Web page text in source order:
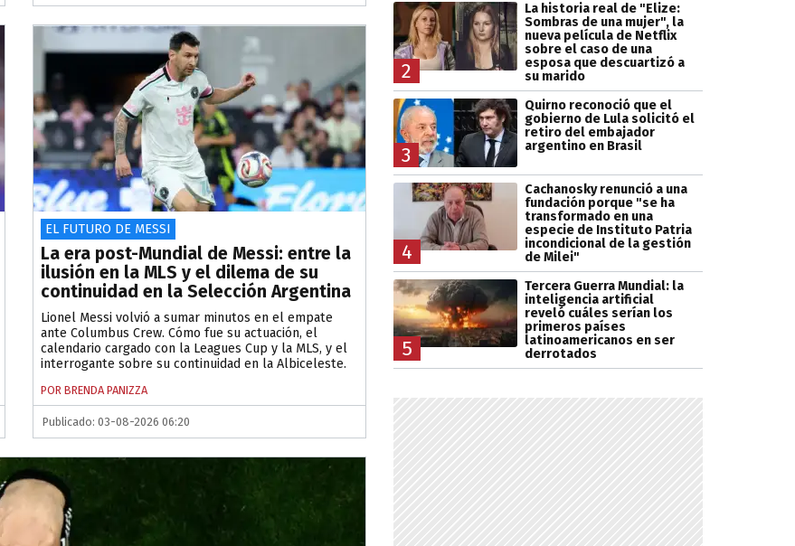
EL FUTURO DE MESSI
La era post-Mundial de Messi: entre la
ilusión en la MLS y el dilema de su
continuidad en la Selección Argentina
Lionel Messi volvió a sumar minutos en el empate
ante Columbus Crew. Cómo fue su actuación, el
calendario cargado con la Leagues Cup y la MLS, y el
interrogante sobre su continuidad en la Albiceleste.
POR BRENDA PANIZZA
Publicado: 03-08-2026 06:20
2
La historia real de "Elize:
Sombras de una mujer", la
nueva película de Netflix
sobre el caso de una
esposa que descuartizó a
su marido
3
Quirno reconoció que el
gobierno de Lula solicitó el
retiro del embajador
argentino en Brasil
4
Cachanosky renunció a una
fundación porque "se ha
transformado en una
especie de Instituto Patria
incondicional de la gestión
de Milei"
5
Tercera Guerra Mundial: la
inteligencia artificial
reveló cuáles serían los
primeros países
latinoamericanos en ser
derrotados